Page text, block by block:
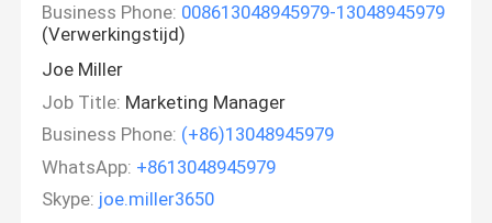
Business Phone: 008613048945979-13048945979
(Verwerkingstijd)
Joe Miller
Job Title: Marketing Manager
Business Phone: (+86)13048945979
WhatsApp: +8613048945979
Skype: joe.miller3650